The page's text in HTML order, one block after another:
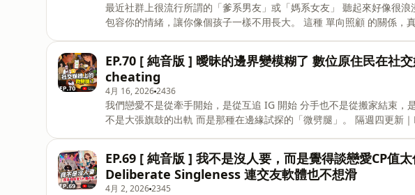
最近社群上很流行所謂的「爹系男友」或「媽系女友」 聽起來好像很浪漫 對方會幫你處理好生活瑣事 無條件
包容你的情緒，讓你像個孩子一樣不用長大。 這種 單向照顧 的關係，真的是愛情嗎？ 還是你只是在找一個
出口的事 有時好笑，有時認真，但每一集都很誠實 你卡住的那些事，也許我們剛好聊過 📬 投稿 / 合作
justsayit168@gmail.com 你不說！我怎麼知道？https://www.instagram.com/justsayit2024168 丁丁
https://www.instagram.com/ting770802_
EP.70 [ 純音版 ] 曖昧的邊界變模糊了 數位原住民在社
cheating
4月 16, 20262436
我們戀愛不是從牽手開始，是從互追 IG 開始 分手也不是從搬家結束，是從刪除精選動態結束。 但最可怕的
不是大張旗鼓的出軌 而是那種在邊緣試探的「微劈腿」。 隔週四更新｜Podcast &amp; YouTube 『你不
些你平常說不出口的事 有時好笑，有時認真，但每一集都很誠實 你卡住的那些事，也許我們剛好聊過 📬 投
稿 / 合作 justsayit168@gmail.com 你不說！我怎麼知道？https://www.instagram.com/justsayit2024168
丁丁https://www.instagram.com/
EP.69 [ 純音版 ] 我不是沒人要，而是覺得談戀愛CP值
Deliberate Singleness 連交友軟體也不想滑
4月 2, 20262345